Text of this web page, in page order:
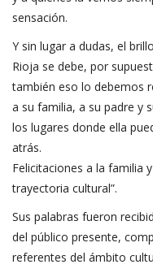
sensación.
Y sin lugar a dudas, el
Rioja se debe, por
también eso lo debemos
a su familia, a su padre y
los lugares donde ella
atrás.
Felicitaciones a la familia
trayectoria cultural”.
Sus palabras fueron
del público presente,
referentes del ámbito